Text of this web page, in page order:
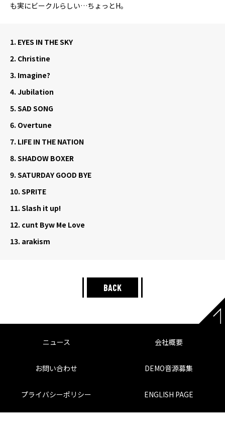
も実にビークルらしい…ちょっとH。
1. EYES IN THE SKY
2. Christine
3. Imagine?
4. Jubilation
5. SAD SONG
6. Overtune
7. LIFE IN THE NATION
8. SHADOW BOXER
9. SATURDAY GOOD BYE
10. SPRITE
11. Slash it up!
12. cunt Byw Me Love
13. arakism
BACK
ニュース 会社概要
お問い合わせ DEMO音源募集
プライバシーポリシー ENGLISH PAGE